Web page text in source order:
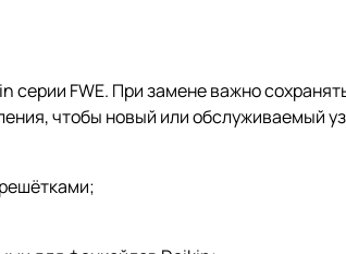
FWE. При замене важно
чтобы новый или обслуживаемый